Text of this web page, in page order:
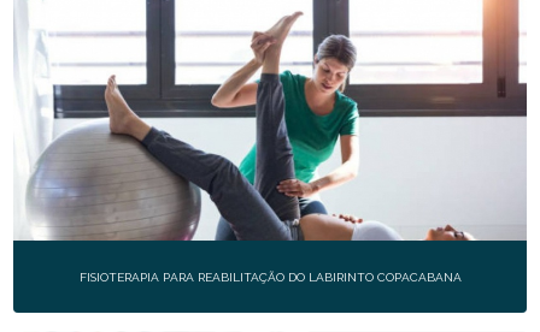
FISIOTERAPIA PARA REABILITAÇÃO DO LABIRINTO COPACABANA